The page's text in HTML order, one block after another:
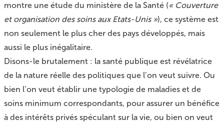
montre une étude du ministère de la Santé (« Couverture
et organisation des soins aux Etats-Unis »), ce système est
non seulement le plus cher des pays développés, mais
aussi le plus inégalitaire.
Disons-le brutalement : la santé publique est révélatrice
de la nature réelle des politiques que l’on veut suivre. Ou
bien l’on veut établir une typologie de maladies et de
soins minimum correspondants, pour assurer un bénéfice
à des intérêts privés spéculant sur la vie, ou bien on veut